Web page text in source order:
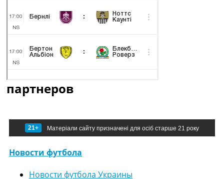
партнеров
21+ Матеріали сайту призначені для осіб старше 21 року
Новости футбола
Новости футбола Украины